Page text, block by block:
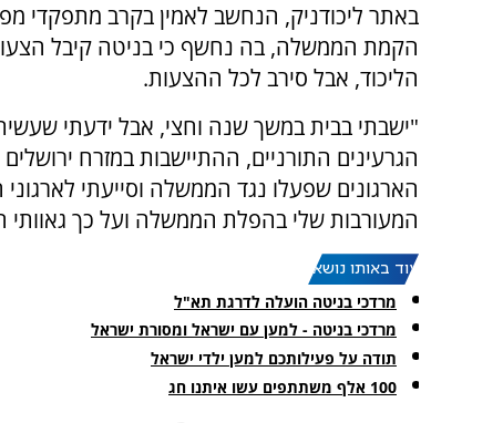
באתר ליכודניק, הנחשב לאמין בקרב מתפקדי
הקמת הממשלה, בה נחשף כי בניטה קיבל
הליכוד, אבל סירב לכל ההצעות.
"ישבתי בבית במשך שנה וחצי, אבל ידעתי
הגרעינים התורניים, ההתיישבות במזרח
הארגונים שפעלו נגד הממשלה וסייעתי
המעורבות שלי בהפלת הממשלה ועל כך גאוותי
עוד באותו נושא:
מרדכי בניטה הועלה לדרגת תא"ל
מרדכי בניטה - למען עם ישראל ומסורת ישראל
תודה על פעילותכם למען ילדי ישראל
100 אלף משתתפים עשו איתנו חג